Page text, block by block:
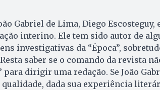
Gabriel de Lima, Diego
interino. Ele tem sido autor de
investigativas da “Época”,
saber se o comando da revista
para dirigir uma redação. Se João
qualidade, dada sua experiência